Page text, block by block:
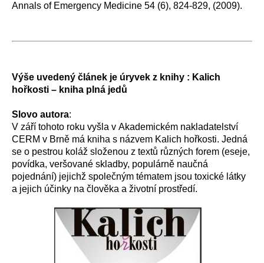
Annals of Emergency Medicine 54 (6), 824-829, (2009).
Výše uvedený článek je úryvek z knihy : Kalich
hořkosti – kniha plná jedů
Slovo autora:
V září tohoto roku vyšla v Akademickém nakladatelství
CERM v Brně má kniha s názvem Kalich hořkosti. Jedná
se o pestrou koláž složenou z textů různých forem (eseje,
povídka, veršované skladby, populárně naučná
pojednání) jejichž společným tématem jsou toxické látky
a jejich účinky na člověka a životní prostředí.